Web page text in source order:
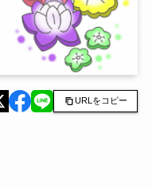
URLをコピー